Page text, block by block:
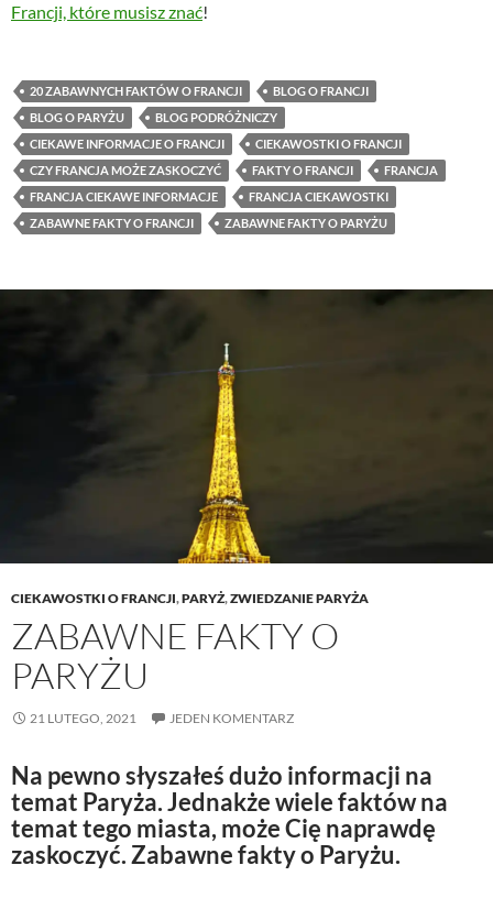
Francji, które musisz znać!
20 ZABAWNYCH FAKTÓW O FRANCJI
BLOG O FRANCJI
BLOG O PARYŻU
BLOG PODRÓŻNICZY
CIEKAWE INFORMACJE O FRANCJI
CIEKAWOSTKI O FRANCJI
CZY FRANCJA MOŻE ZASKOCZYĆ
FAKTY O FRANCJI
FRANCJA
FRANCJA CIEKAWE INFORMACJE
FRANCJA CIEKAWOSTKI
ZABAWNE FAKTY O FRANCJI
ZABAWNE FAKTY O PARYŻU
CIEKAWOSTKI O FRANCJI,PARYŻ,ZWIEDZANIE PARYŻA
ZABAWNE FAKTY O
PARYŻU
21 LUTEGO, 2021 JEDEN KOMENTARZ
Na pewno słyszałeś dużo informacji na
temat Paryża. Jednakże wiele faktów na
temat tego miasta, może Cię naprawdę
zaskoczyć. Zabawne fakty o Paryżu.